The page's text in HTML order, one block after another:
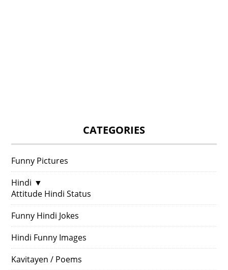
CATEGORIES
Funny Pictures
Hindi ▼
Attitude Hindi Status
Funny Hindi Jokes
Hindi Funny Images
Kavitayen / Poems